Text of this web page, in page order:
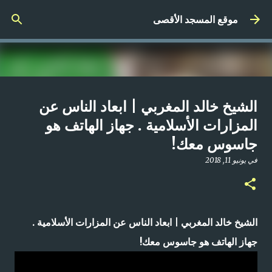
التخطي إلى المحتوى الرئيسيموقع المسجد الأقصى
صلاة المغرب مباشر من المسجد
الأقصى المبارك | الاثنين 21-4-2025م
في
الشيخ خالد المغربي | ابعاد الناس عن
المزارات الأسلامية . جهاز الهاتف هو
جاسوس معك!
في يونيو 11, 2018
الشيخ خالد المغربي | ابعاد الناس عن المزارات الأسلامية .
جهاز الهاتف هو جاسوس معك!